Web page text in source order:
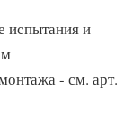
испытания и
- см. арт.